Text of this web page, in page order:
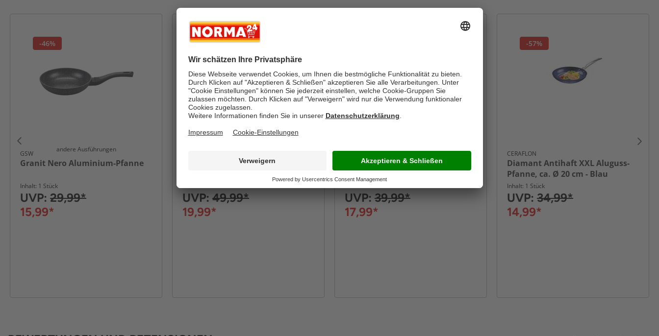
-46%
andere Ausführungen
GSW
Granit Nero Aluminium-Pfanne
Inhalt: 1 Stück
UVP: 29,99*
15,99*
-60%
Diamant Antihaft XXL Aluguss-
UVP: 49,99*
19,99*
CERAFLON
Diamant Antihaft XXL Aluguss-
Pfanne, ca. Ø 24 cm - Blau
UVP: 39,99*
17,99*
-57%
CERAFLON
Diamant Antihaft XXL Aluguss-
Pfanne, ca. Ø 20 cm - Blau
Inhalt: 1 Stück
UVP: 34,99*
14,99*